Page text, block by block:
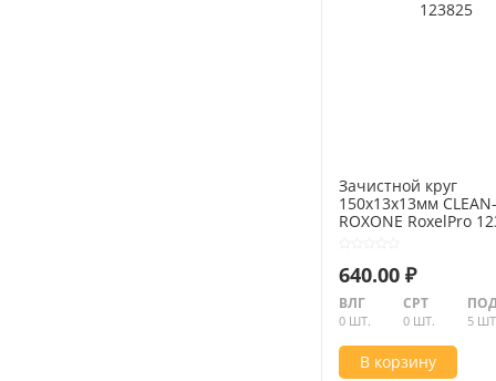
Зачистной круг
150х13х13мм
ROXONE RoxelPro
640.00 ₽
ВЛГ
0 ШТ.
СРТ
0 ШТ. 5
В корзину